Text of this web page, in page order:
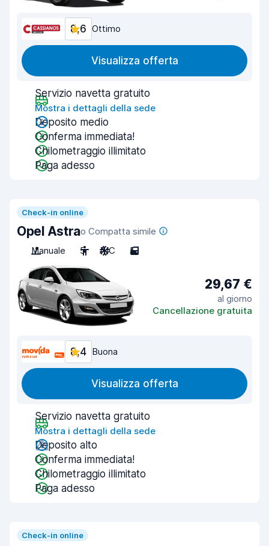
8,6 Ottimo
Visualizza offerta
Servizio navetta gratuito
Mostra i dettagli della sede
Deposito medio
Conferma immediata!
Chilometraggio illimitato
Paga adesso
Check-in online
Opel Astrao Compatta simile
Manuale
5 A/C 5
29,67 €
al giorno
Cancellazione gratuita
8,4 Buona
Visualizza offerta
Servizio navetta gratuito
Mostra i dettagli della sede
Deposito alto
Conferma immediata!
Chilometraggio illimitato
Paga adesso
Check-in online